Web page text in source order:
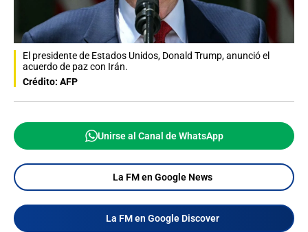
El presidente de Estados Unidos, Donald Trump, anunció el
acuerdo de paz con Irán.
Crédito: AFP
Unirse al Canal de WhatsApp
La FM en Google News
La FM en Google Discover